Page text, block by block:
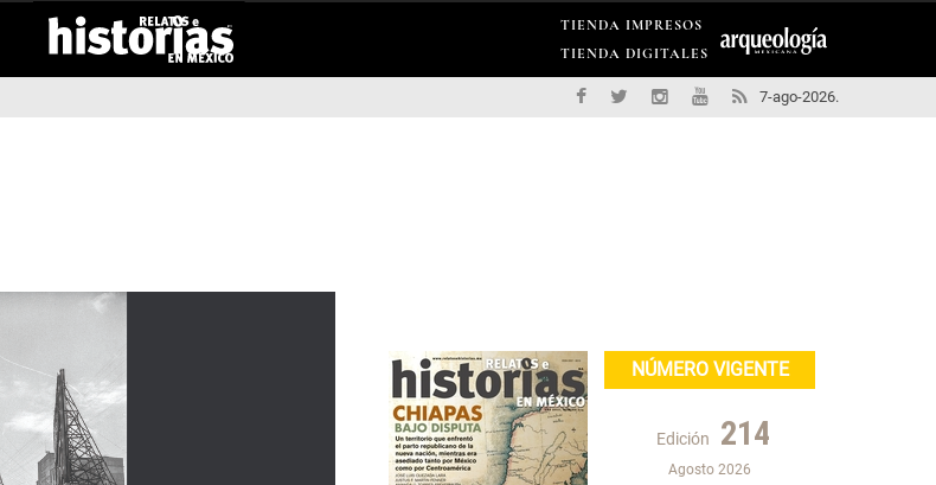
TIENDA IMPRESOS
TIENDA DIGITALES
7-ago-2026.
NÚMERO VIGENTE
Edición 214
Agosto 2026